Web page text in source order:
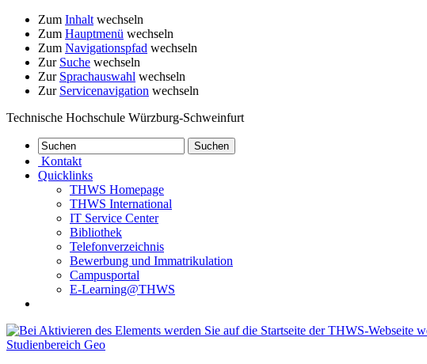
Zum Inhalt wechseln
Zum Hauptmenü wechseln
Zum Navigationspfad wechseln
Zur Suche wechseln
Zur Sprachauswahl wechseln
Zur Servicenavigation wechseln
Technische Hochschule Würzburg-Schweinfurt
Kontakt
Quicklinks
THWS Homepage
THWS International
IT Service Center
Bibliothek
Telefonverzeichnis
Bewerbung und Immatrikulation
Campusportal
E-Learning@THWS
Studienbereich Geo